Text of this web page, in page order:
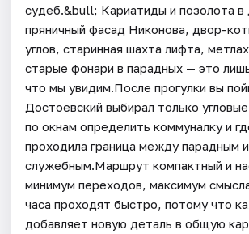
судеб.&bull; Кариатиды и позолота
пряничный фасад Никонова, двор-
углов, старинная шахта лифта,
старые фонари в парадных — это
что мы увидим.После прогулки вы
Достоевский выбирал только
по окнам определить коммуналку и
проходила граница между парадным и
служебным.Маршрут компактный и
минимум переходов, максимум
часа проходят быстро, потому что
добавляет новую деталь в общую